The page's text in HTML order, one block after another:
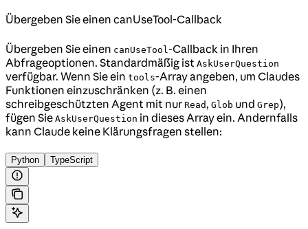
Übergeben Sie einen canUseTool-Callback
Übergeben Sie einen canUseTool -Callback in Ihren
Abfrageoptionen. Standardmäßig ist AskUserQuestion
verfügbar. Wenn Sie ein tools-Array angeben, um Claudes
Funktionen einzuschränken (z. B. einen
schreibgeschützten Agent mit nur Read , Glob und Grep),
fügen Sie AskUserQuestion in dieses Array ein. Andernfalls
kann Claude keine Klärungsfragen stellen:
Python TypeScript